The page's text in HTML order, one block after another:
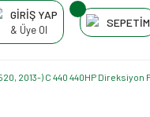
GİRİŞ YAP
& Üye Ol
SEPETİM